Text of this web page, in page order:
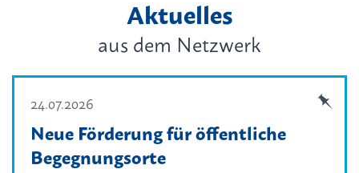
Aktuelles
aus dem Netzwerk
24.07.2026
Neue Förderung für öffentliche
Begegnungsorte